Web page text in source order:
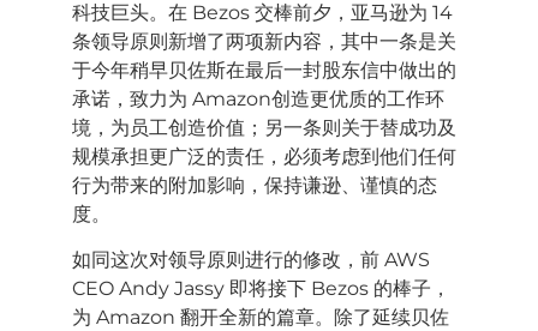
科技巨头。在 Bezos 交棒前夕，亚马逊为 14
条领导原则新增了两项新内容，其中一条是关
于今年稍早贝佐斯在最后一封股东信中做出的
承诺，致力为 Amazon创造更优质的工作环
境，为员工创造价值；另一条则关于替成功及
规模承担更广泛的责任，必须考虑到他们任何
行为带来的附加影响，保持谦逊、谨慎的态
度。
如同这次对领导原则进行的修改，前 AWS
CEO Andy Jassy 即将接下 Bezos 的棒子，
为 Amazon 翻开全新的篇章。除了延续贝佐